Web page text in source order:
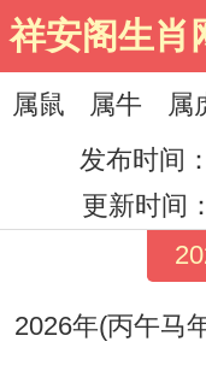
祥安阁生肖
属鼠 属牛 属
发布时间
更新时间
2026年(丙午马